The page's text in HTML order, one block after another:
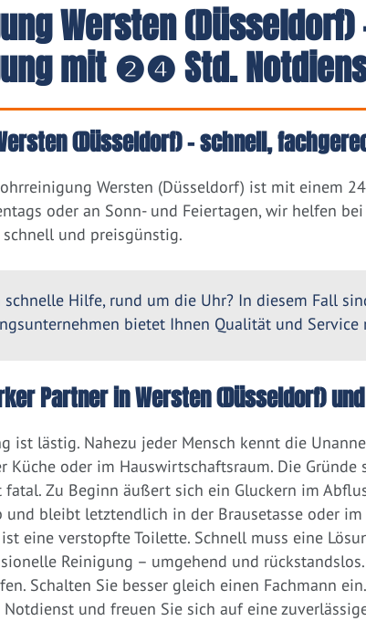
Wersten (Düsseldorf)
mit ❷❹ Std.
(Düsseldorf) – schnell,
Wersten (Düsseldorf) ist mit einem
oder an Sonn- und Feiertagen, wir helfen
schnell und preisgünstig.
schnelle Hilfe, rund um die Uhr? In diesem Fall
bietet Ihnen Qualität und Service
Partner in Wersten (Düsseldorf)
ist lästig. Nahezu jeder Mensch kennt die
Küche oder im Hauswirtschaftsraum. Die
Zu Beginn äußert sich ein Gluckern im
und bleibt letztendlich in der Brausetasse oder im
eine verstopfte Toilette. Schnell muss eine
Reinigung – umgehend und
Schalten Sie besser gleich einen Fachmann
und freuen Sie sich auf eine